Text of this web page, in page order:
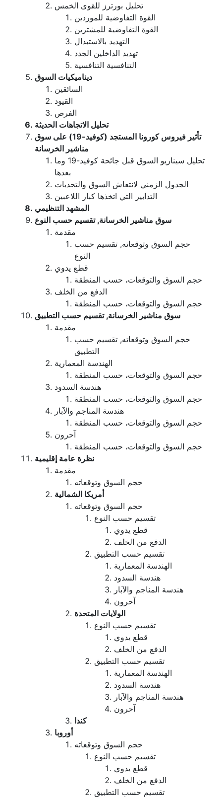
تحليل بورترز للقوى الخمس
القوة التفاوضية للموردين
القوة التفاوضية للمشترين
التهديد بالاستبدال
تهديد الداخلين الجدد
التنافسية التنافسية
ديناميكيات السوق
السائقين
القيود
الفرص
تحليل الاتجاهات الحديثة
تأثير فيروس كورونا المستجد (كوفيد-19) على سوق
مناشير الخرسانة
تحليل سيناريو السوق قبل جائحة كوفيد-19 وما
بعدها
الجدول الزمني لانتعاش السوق والتحديات
التدابير التي اتخذها كبار اللاعبين
المشهد التنظيمي
سوق مناشير الخرسانة, تقسيم حسب النوع
مقدمة
حجم السوق وتوقعاته, تقسيم حسب
النوع
قطع يدوي
حجم السوق والتوقعات، حسب المنطقة
الدفع من الخلف
حجم السوق والتوقعات، حسب المنطقة
سوق مناشير الخرسانة, تقسيم حسب التطبيق
مقدمة
حجم السوق وتوقعاته, تقسيم حسب
التطبيق
الهندسة المعمارية
حجم السوق والتوقعات، حسب المنطقة
هندسة السدود
حجم السوق والتوقعات، حسب المنطقة
هندسة المناجم والآبار
حجم السوق والتوقعات، حسب المنطقة
آحرون
حجم السوق والتوقعات، حسب المنطقة
نظرة عامة إقليمية
مقدمة
حجم السوق وتوقعاته
أمريكا الشمالية
حجم السوق وتوقعاته
تقسيم حسب النوع
قطع يدوي
الدفع من الخلف
تقسيم حسب التطبيق
الهندسة المعمارية
هندسة السدود
هندسة المناجم والآبار
آحرون
الولايات المتحدة
تقسيم حسب النوع
قطع يدوي
الدفع من الخلف
تقسيم حسب التطبيق
الهندسة المعمارية
هندسة السدود
هندسة المناجم والآبار
آحرون
كندا
أوروبا
حجم السوق وتوقعاته
تقسيم حسب النوع
قطع يدوي
الدفع من الخلف
تقسيم حسب التطبيق